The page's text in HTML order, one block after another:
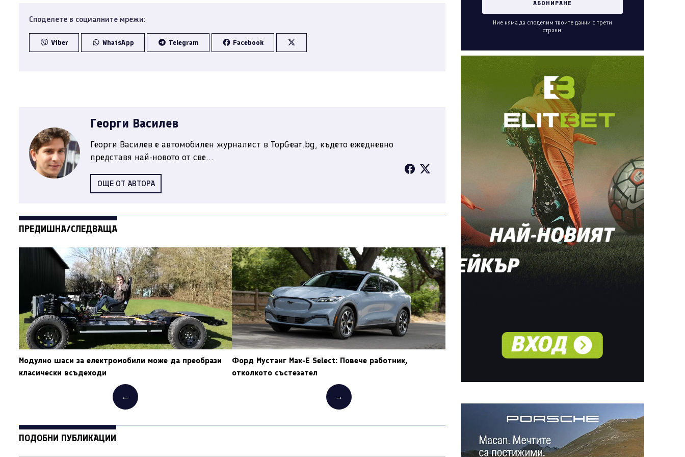
Споделете в социалните мрежи:
Viber WhatsApp Telegram Facebook
Георги Василев
Георги Василев е автомобилен журналист в TopGear.bg, където ежедневно
представя най-новото от све...
ОЩЕ ОТ АВТОРА
ПРЕДИШНА/СЛЕДВАЩА
Модулно шаси за електромобили може да преобрази
класически всъдеходи
←
Форд Мустанг Мах-Е Select: Повече работник,
отколкото състезател
→
ПОДОБНИ ПУБЛИКАЦИИ
Ние няма да споделим твоите данни с трети
страни.